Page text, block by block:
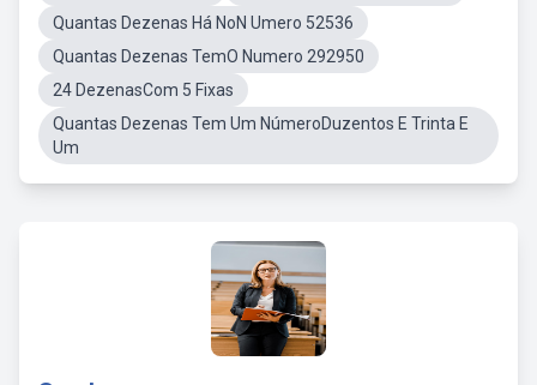
Quantas Dezenas Há NoN Umero 52536
Quantas Dezenas TemO Numero 292950
24 DezenasCom 5 Fixas
Quantas Dezenas Tem Um NúmeroDuzentos E Trinta E
Um